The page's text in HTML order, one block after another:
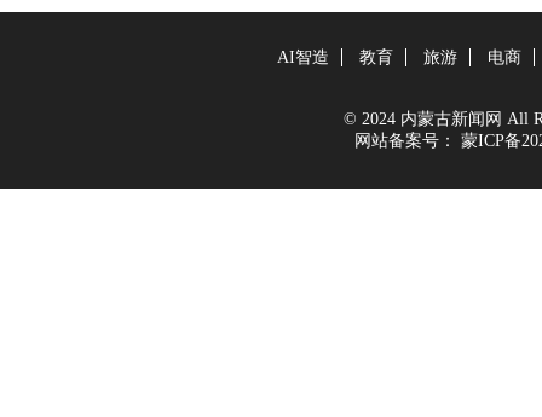
AI智造 教育 旅游 电商
© 2024 内蒙古新闻网 All
网站备案号：
蒙ICP备